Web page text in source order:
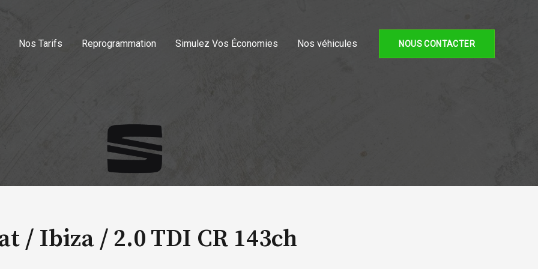
Nos Tarifs Reprogrammation Simulez Vos Économies Nos véhicules NOUS CONTACTER
/ Ibiza /2.0 TDI CR 143ch